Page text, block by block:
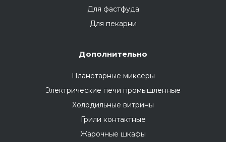
Для фастфуда
Для пекарни
Дополнительно
Планетарные миксеры
Электрические печи промышленные
Холодильные витрины
Грили контактные
Жарочные шкафы